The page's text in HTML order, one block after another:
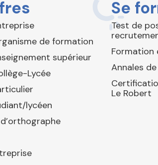
de formation
supérieur
Lycée
lycéen
Se
Test de
Formation
Annales
Le Robert